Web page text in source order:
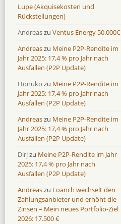
Lupe (Akquisekosten und
Rückstellungen)
Andreaszu Ventus Energy 50.000€
Andreaszu Meine P2P-Rendite im
Jahr 2025: 17,4 % pro Jahr nach
Ausfällen (P2P Update)
Honuko zu Meine P2P-Rendite im
Jahr 2025: 17,4 % pro Jahr nach
Ausfällen (P2P Update)
Andreaszu Meine P2P-Rendite im
Jahr 2025: 17,4 % pro Jahr nach
Ausfällen (P2P Update)
Dirjzu Meine P2P-Rendite im Jahr
2025: 17,4 % pro Jahr nach
Ausfällen (P2P Update)
Andreaszu Loanch wechselt den
Zahlungsanbieter und erhöht die
Zinsen – Mein neues Portfolio-Ziel
2026: 17.500 €